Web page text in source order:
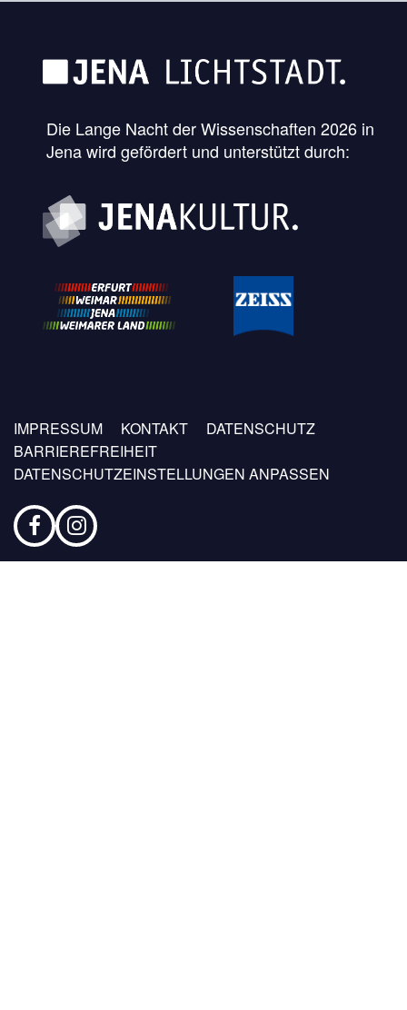
Die Lange Nacht der Wissenschaften 2026 in
Jena wird gefördert und unterstützt durch:
Fußzeilen
Menü
IMPRESSUM KONTAKT
DATENSCHUTZ
BARRIEREFREIHEIT
DATENSCHUTZEINSTELLUNGEN ANPASSEN